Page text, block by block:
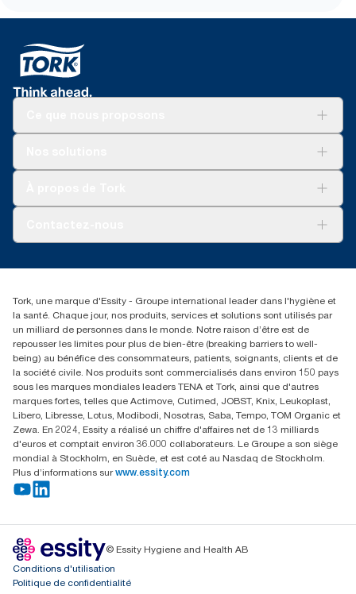
01 85 07 92 00
Tork, une marque d'Essity - Groupe international leader dans l'hygiène et
la santé. Chaque jour, nos produits, services et solutions sont utilisés par
un milliard de personnes dans le monde. Notre raison d’être est de
repousser les limites pour plus de bien-être (breaking barriers to well-
being) au bénéfice des consommateurs, patients, soignants, clients et de
la société civile. Nos produits sont commercialisés dans environ 150 pays
sous les marques mondiales leaders TENA et Tork, ainsi que d'autres
marques fortes, telles que Actimove, Cutimed, JOBST, Knix, Leukoplast,
Libero, Libresse, Lotus, Modibodi, Nosotras, Saba, Tempo, TOM Organic et
Zewa. En 2024, Essity a réalisé un chiffre d'affaires net de 13 milliards
d'euros et comptait environ 36.000 collaborateurs. Le Groupe a son siège
mondial à Stockholm, en Suède, et est coté au Nasdaq de Stockholm.
Plus d’informations sur www.essity.com
© Essity Hygiene and Health AB
Conditions d'utilisation
Politique de confidentialité